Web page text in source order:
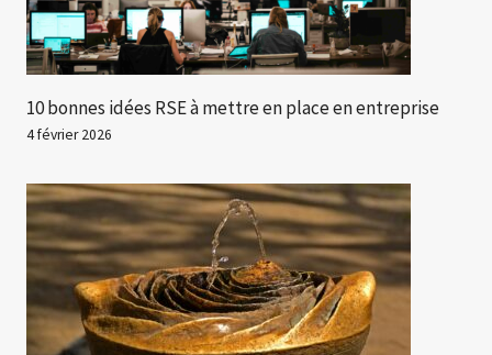
10 bonnes idées RSE à mettre en place en entreprise
4 février 2026